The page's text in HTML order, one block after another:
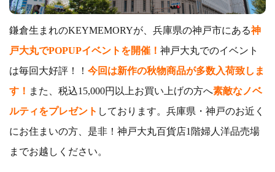
鎌倉生まれのKEYMEMORYが、兵庫県の神戸市にある神
戸大丸でPOPUPイベントを開催！ 神戸大丸でのイベント
は毎回大好評！！ 今回は新作の秋物商品が多数入荷致しま
す！ また、税込15,000円以上お買い上げの方へ素敵なノベ
ルティをプレゼント しております。兵庫県・神戸のお近く
にお住まいの方、是非！神戸大丸百貨店1階婦人洋品売場
までお越しください。